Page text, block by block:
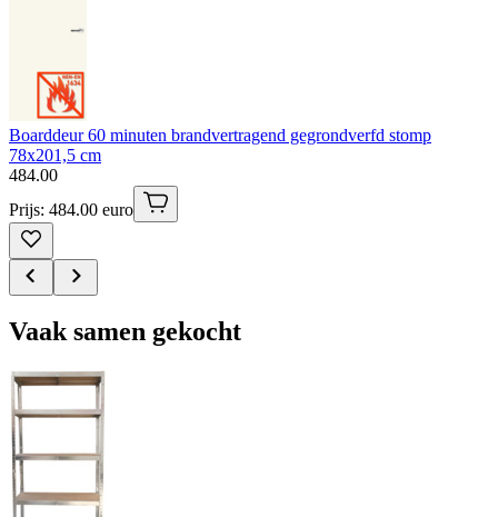
Boarddeur 60 minuten brandvertragend gegrondverfd stomp
78x201,5 cm
484.00
Prijs: 484.00 euro
Vaak samen gekocht